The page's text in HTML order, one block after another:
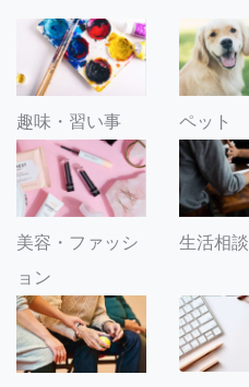
趣味・習い事 ペット
美容・ファッシ
ョン
生活相談